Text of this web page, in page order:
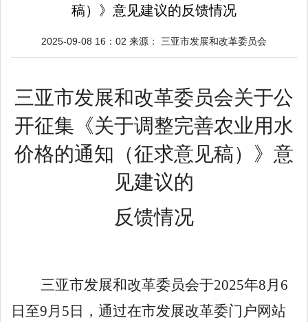
稿）》意见建议的反馈情况
2025-09-08 16：02 来源： 三亚市发展和改革委员会
三亚市发展和改革委员会关于公
开征集《关于调整完善农业用水
价格的通知（征求意见稿）》意
见建议的
反馈情况
三亚市发展和改革委员会于2025年8 月 6
日至9 月 5 日，通过在市发展改革委门户网站